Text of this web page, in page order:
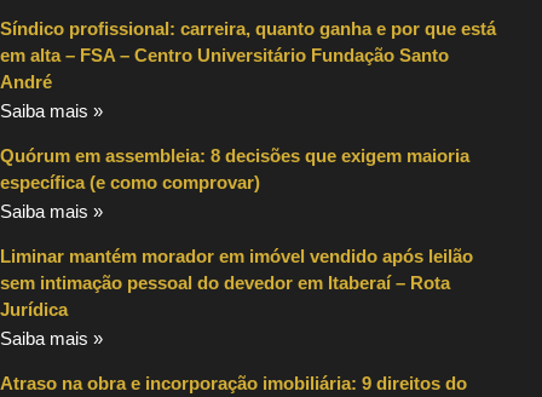
Síndico profissional: carreira, quanto ganha e por que está
em alta – FSA – Centro Universitário Fundação Santo
André
Saiba mais »
Quórum em assembleia: 8 decisões que exigem maioria
específica (e como comprovar)
Saiba mais »
Liminar mantém morador em imóvel vendido após leilão
sem intimação pessoal do devedor em Itaberaí – Rota
Jurídica
Saiba mais »
Atraso na obra e incorporação imobiliária: 9 direitos do